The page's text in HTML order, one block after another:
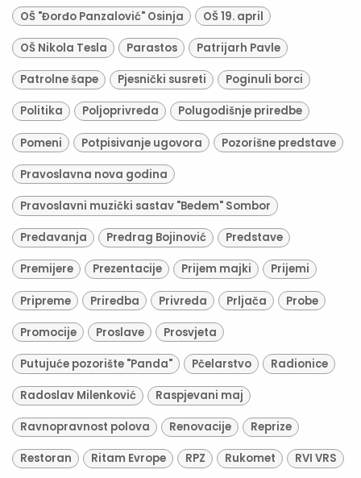
OŠ "Đorđo Panzalović" Osinja OŠ 19. april
OŠ Nikola Tesla Parastos Patrijarh Pavle
Patrolne šape Pjesnički susreti Poginuli borci
Politika Poljoprivreda Polugodišnje priredbe
Pomeni Potpisivanje ugovora Pozorišne predstave
Pravoslavna nova godina
Pravoslavni muzički sastav "Bedem" Sombor
Predavanja Predrag Bojinović Predstave
Premijere Prezentacije Prijem majki Prijemi
Pripreme Priredba Privreda Prljača Probe
Promocije Proslave Prosvjeta
Putujuće pozorište "Panda" Pčelarstvo Radionice
Radoslav Milenković Raspjevani maj
Ravnopravnost polova Renovacije Reprize
Restoran Ritam Evrope RPZ Rukomet RVI VRS